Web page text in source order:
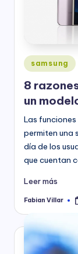
Publicado
en
samsung
8
un
Las
permiten una
día de los
que cuentan
Leer más
Publicado
Fabian Villar